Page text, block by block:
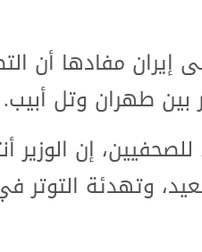
إيران مفادها أن
طهران وتل أبيب.
إن الوزير
وتهدئة التوتر